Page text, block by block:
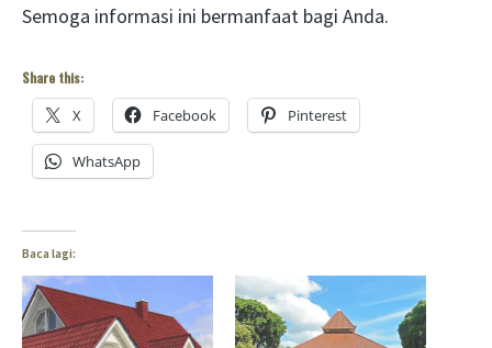
Semoga informasi ini bermanfaat bagi Anda.
Share this:
X Facebook Pinterest
WhatsApp
Baca lagi: